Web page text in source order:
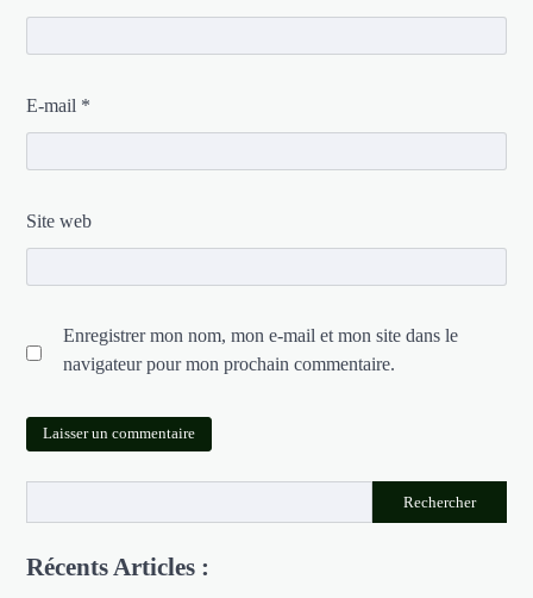
E-mail *
Site web
Enregistrer mon nom, mon e-mail et mon site dans le
navigateur pour mon prochain commentaire.
Rechercher
Récents Articles :